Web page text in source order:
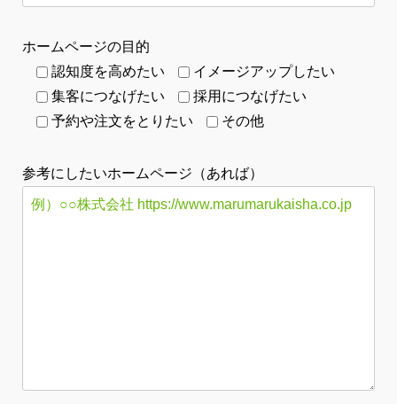
ホームページの目的
認知度を高めたい
イメージアップしたい
集客につなげたい
採用につなげたい
予約や注文をとりたい
その他
参考にしたいホームページ（あれば）